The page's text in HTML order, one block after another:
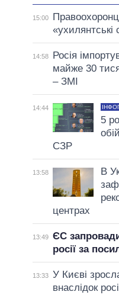
15:00
«ухилянтські
14:58
Росія
майже 30
– ЗМІ
14:44
5
СЗР
13:58
В
центрах
13:49 ЄС
росії за
13:33 У Києві
внаслідок